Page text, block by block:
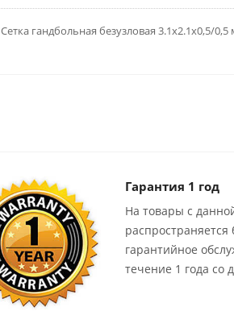
Сетка гандбольная безузловая 3.1х2.1х0,5/
Гарантия 1 год
На товары с
распространяется
гарантийное
течение 1 года со